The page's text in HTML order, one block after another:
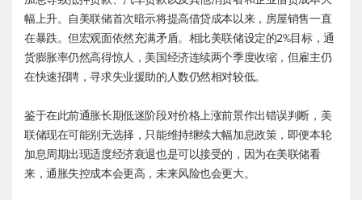
幅上升。自美联储首次暗示将提高借贷成本以来，房屋销售一直
在暴跌。但宏观面依然充满矛盾。相比美联储设定的2%目标，通
货膨胀率仍然高得惊人，美国经济连续两个季度收缩，但雇主仍
在快速招聘，寻求失业援助的人数仍然相对较低。
鉴于在此前通胀长期低迷阶段对价格上涨前景作出错误判断，美
联储现在可能别无选择，只能维持继续大幅加息政策，即便本轮
加息周期出现适度经济衰退也是可以接受的，因为在美联储看
来，通胀失控成本会更高，未来风险也会更大。